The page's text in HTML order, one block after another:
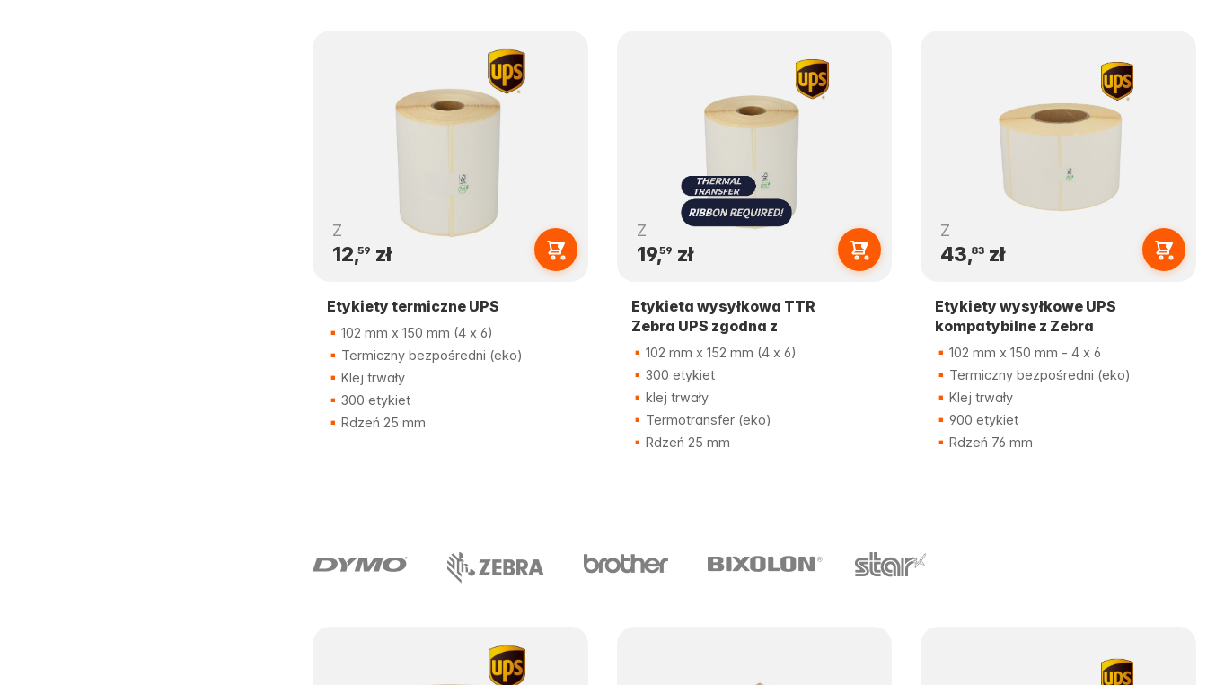
Z
12,59 zł
Etykiety termiczne UPS
102 mm x 150 mm (4 x 6)
Termiczny bezpośredni (eko)
Klej trwały
300 etykiet
Rdzeń 25 mm
Z
19,59 zł
Etykieta wysyłkowa TTR
Zebra UPS zgodna z
102 mm x 152 mm (4 x 6)
300 etykiet
klej trwały
Termotransfer (eko)
Rdzeń 25 mm
Z
43,83zł
Etykiety wysyłkowe UPS
kompatybilne z Zebra
102 mm x 150 mm - 4 x 6
Termiczny bezpośredni (eko)
Klej trwały
900 etykiet
Rdzeń 76 mm